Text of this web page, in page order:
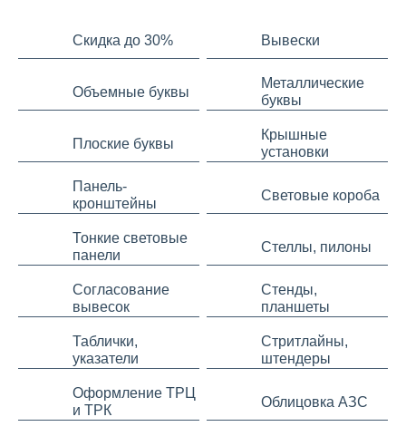
Скидка до 30% Вывески
Объемные буквы
Металлические
буквы
Плоские буквы
Крышные
установки
Панель-
кронштейны
Световые короба
Тонкие световые
панели
Стеллы, пилоны
Согласование
вывесок
Стенды,
планшеты
Таблички,
указатели
Стритлайны,
штендеры
Оформление ТРЦ
и ТРК
Облицовка АЗС